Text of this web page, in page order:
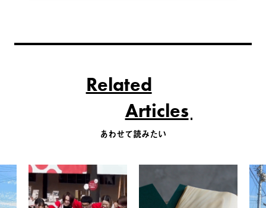
Related
Articles
あわせて読みたい